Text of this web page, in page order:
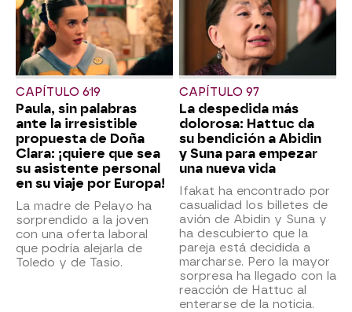
CAPÍTULO 619
Paula, sin palabras
ante la irresistible
propuesta de Doña
Clara: ¡quiere que sea
su asistente personal
en su viaje por Europa!
La madre de Pelayo ha
sorprendido a la joven
con una oferta laboral
que podría alejarla de
Toledo y de Tasio.
CAPÍTULO 97
La despedida más
dolorosa: Hattuc da
su bendición a Abidin
y Suna para empezar
una nueva vida
Ifakat ha encontrado por
casualidad los billetes de
avión de Abidin y Suna y
ha descubierto que la
pareja está decidida a
marcharse. Pero la mayor
sorpresa ha llegado con la
reacción de Hattuc al
enterarse de la noticia.